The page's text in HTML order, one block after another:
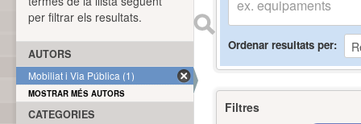
Ordenar resultats per
Filtres
per filtrar els resultats.
AUTORS
Mobiliat i Via Pública (1)
MOSTRAR MÉS AUTORS
CATEGORIES